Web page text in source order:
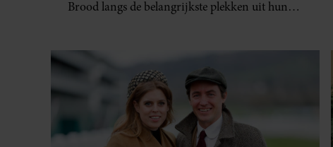
Brood langs de belangrijkste plekken uit hun
aan herinneringen op. Daar begon hun leven
samen en werd dochter Lola geboren.